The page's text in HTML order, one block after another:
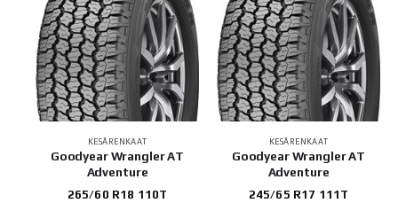
KESÄRENKAAT
Goodyear Wrangler AT
Adventure
265/60 R18 110T
KESÄRENKAAT
Goodyear Wrangler AT
Adventure
245/65 R17 111T